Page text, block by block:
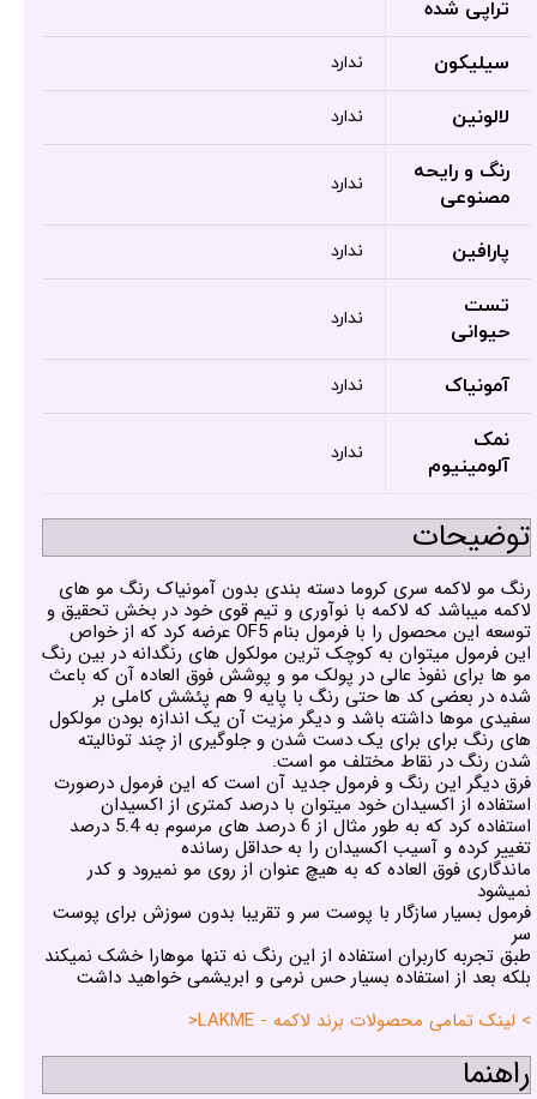
تراپی شده
سیلیکون ندارد
لالونین ندارد
رنگ و رایحه
مصنوعی
ندارد
پارافین ندارد
تست
حیوانی
ندارد
آمونیاک ندارد
نمک
آلومینیوم
ندارد
توضیحات
رنگ مو لاکمه سری کروما دسته بندی بدون آمونیاک رنگ مو های
لاکمه میباشد که لاکمه با نوآوری و تیم قوی خود در بخش تحقیق و
توسعه این محصول را با فرمول بنام OF5 عرضه کرد که از خواص
این فرمول میتوان به کوچک ترین مولکول های رنگدانه در بین رنگ
مو ها برای نفوذ عالی در پولک مو و پوشش فوق العاده آن که باعث
شده در بعضی کد ها حتی رنگ با پایه 9 هم پئشش کاملی بر
سفیدی موها داشته باشد و دیگر مزیت آن یک اندازه بودن مولکول
های رنگ برای برای یک دست شدن و جلوگیری از چند تونالیته
شدن رنگ در نقاط مختلف مو است.
فرق دیگر این رنگ و فرمول جدید آن است که این فرمول درصورت
استفاده از اکسیدان خود میتوان با درصد کمتری از اکسیدان
استفاده کرد که به طور مثال از 6 درصد های مرسوم به 5.4 درصد
تغییر کرده و آسیب اکسیدان را به حداقل رسانده
ماندگاری فوق العاده که به هیچ عنوان از روی مو نمیرود و کدر
نمیشود
فرمول بسیار سازگار با پوست سر و تقریبا بدون سوزش برای پوست
سر
طبق تجربه کاربران استفاده از این رنگ نه تنها موهارا خشک نمیکند
بلکه بعد از استفاده بسیار حس نرمی و ابریشمی خواهید داشت
> لینک تمامی محصولات برند لاکمه - LAKME<
راهنما